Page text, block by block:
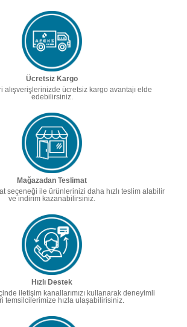
Ücretsiz Kargo
alışverişlerinizde ücretsiz kargo avantajı elde
edebilirsiniz.
Mağazadan Teslimat
seçeneği ile ürünlerinizi daha hızlı teslim alabilir
ve indirim kazanabilirsiniz.
Hızlı Destek
iletişim kanallarımızı kullanarak deneyimli
temsilcilerimize hızla ulaşabilirisiniz.